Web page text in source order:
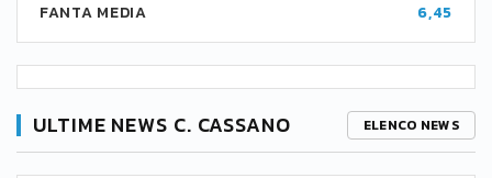
FANTA MEDIA 6,45
ULTIME NEWS C. CASSANO ELENCO NEWS